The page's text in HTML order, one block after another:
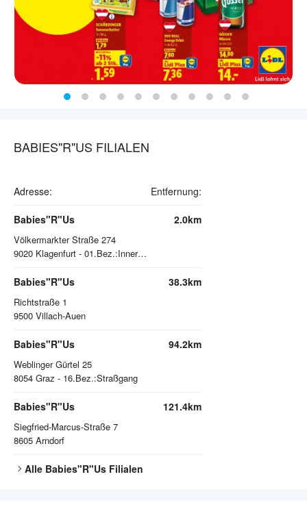
BABIES"R"US FILIALEN
Adresse: Entfernung:
Babies"R"Us
Völkermarkter Straße 274
9020 Klagenfurt - 01.Bez.:Innere Stadt
2.0km
Babies"R"Us
Richtstraße 1
9500 Villach-Auen
38.3km
Babies"R"Us
Weblinger Gürtel 25
8054 Graz - 16.Bez.:Straßgang
94.2km
Babies"R"Us
Siegfried-Marcus-Straße 7
8605 Arndorf
121.4km
Alle Babies"R"Us Filialen